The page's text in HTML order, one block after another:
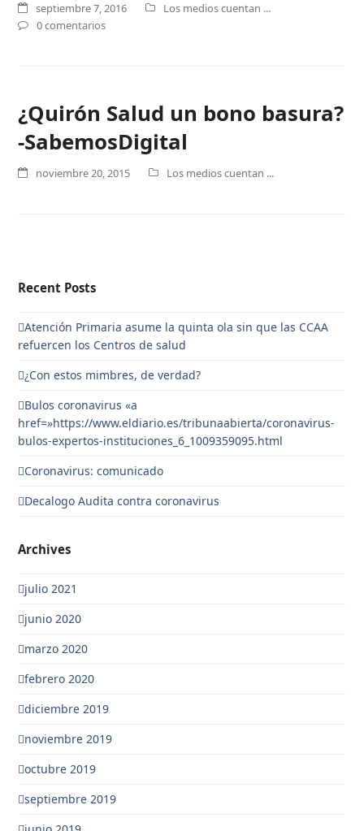
septiembre 7, 2016
Los medios cuentan ...
0 comentarios
¿Quirón Salud un bono basura?
-SabemosDigital
noviembre 20, 2015 Los medios cuentan ...
Recent Posts
Atención Primaria asume la quinta ola sin que las CCAA
refuercen los Centros de salud
¿Con estos mimbres, de verdad?
Bulos coronavirus «a
href=»https://www.eldiario.es/tribunaabierta/coronavirus-
bulos-expertos-instituciones_6_1009359095.html
Coronavirus: comunicado
Decalogo Audita contra coronavirus
Archives
julio 2021
junio 2020
marzo 2020
febrero 2020
diciembre 2019
noviembre 2019
octubre 2019
septiembre 2019